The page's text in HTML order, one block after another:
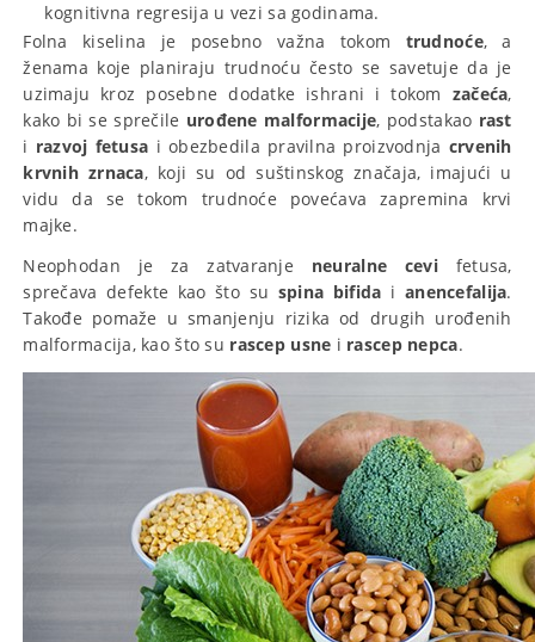
kognitivna regresija u vezi sa godinama.
Folna kiselina je posebno važna tokom trudnoće, a
ženama koje planiraju trudnoću često se savetuje da je
uzimaju kroz posebne dodatke ishrani i tokom začeća,
kako bi se sprečile urođene malformacije, podstakao rast
i razvoj fetusa i obezbedila pravilna proizvodnja crvenih
krvnih zrnaca, koji su od suštinskog značaja, imajući u
vidu da se tokom trudnoće povećava zapremina krvi
majke.
Neophodan je za zatvaranje neuralne cevi fetusa,
sprečava defekte kao što su spina bifida ianencefalija.
Takođe pomaže u smanjenju rizika od drugih urođenih
malformacija, kao što su rascep usne i rascep nepca.